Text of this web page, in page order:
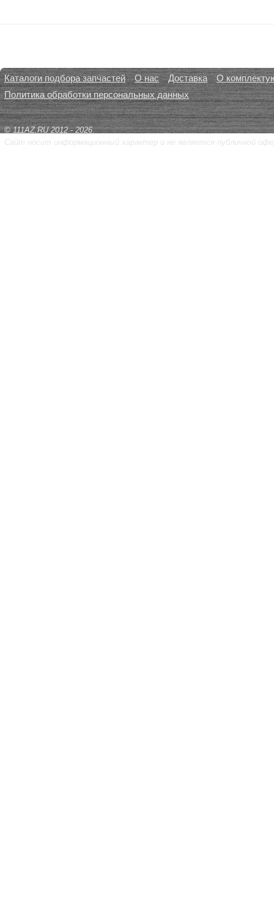
Каталоги подбора запчастей О нас Доставка
О
Политика обработки персональных данных
© 111AZ.RU 2012 - 2026
Сайт носит информационный характер и не является публичной